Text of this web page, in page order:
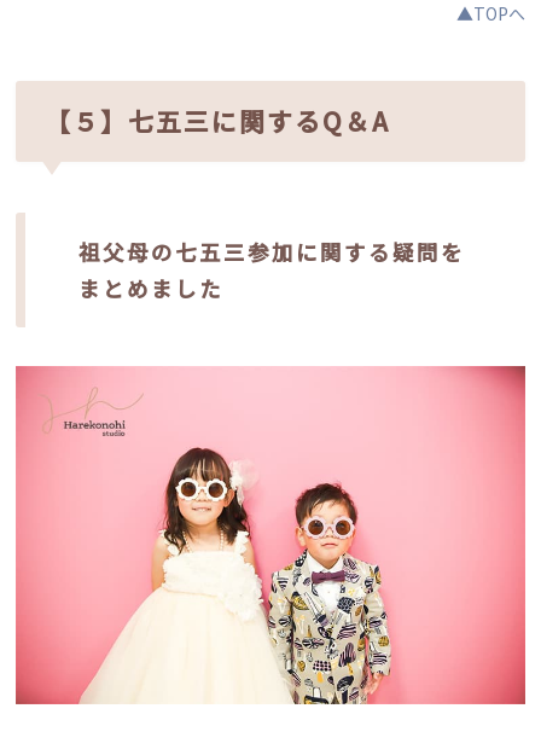
▲TOPへ
【５】七五三に関するQ＆A
祖父母の七五三参加に関する疑問を
まとめました